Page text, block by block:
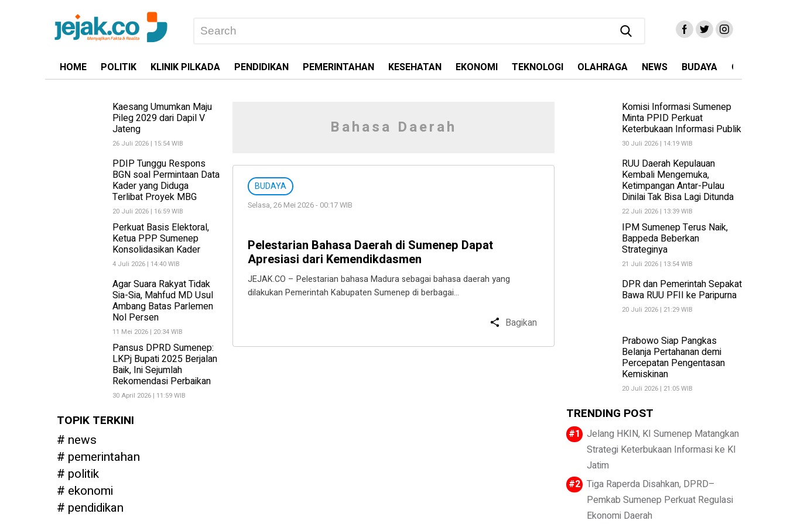
HOME POLITIK KLINIK PILKADA PENDIDIKAN PEMERINTAHAN KESEHATAN EKONOMI TEKNOLOGI OLAHRAGA NEWS BUDAYA OPINI
Kaesang Umumkan Maju
Pileg 2029 dari Dapil V
Jateng
26 Juli 2026 | 15:54 WIB
PDIP Tunggu Respons
BGN soal Permintaan Data
Kader yang Diduga
Terlibat Proyek MBG
20 Juli 2026 | 16:59 WIB
Perkuat Basis Elektoral,
Ketua PPP Sumenep
Konsolidasikan Kader
4 Juli 2026 | 14:40 WIB
Agar Suara Rakyat Tidak
Sia-Sia, Mahfud MD Usul
Ambang Batas Parlemen
Nol Persen
11 Mei 2026 | 20:34 WIB
Pansus DPRD Sumenep:
LKPj Bupati 2025 Berjalan
Baik, Ini Sejumlah
Rekomendasi Perbaikan
30 April 2026 | 11:59 WIB
TOPIK TERKINI
news
pemerintahan
politik
ekonomi
pendidikan
Bahasa Daerah
BUDAYA
Selasa, 26 Mei 2026 - 00:17 WIB
Pelestarian Bahasa Daerah di Sumenep Dapat
Apresiasi dari Kemendikdasmen
JEJAK.CO – Pelestarian bahasa Madura sebagai bahasa daerah yang
dilakukan Pemerintah Kabupaten Sumenep di berbagai…
Bagikan
Komisi Informasi Sumenep
Minta PPID Perkuat
Keterbukaan Informasi Publik
30 Juli 2026 | 14:19 WIB
RUU Daerah Kepulauan
Kembali Mengemuka,
Ketimpangan Antar-Pulau
Dinilai Tak Bisa Lagi Ditunda
22 Juli 2026 | 13:39 WIB
IPM Sumenep Terus Naik,
Bappeda Beberkan
Strateginya
21 Juli 2026 | 13:54 WIB
DPR dan Pemerintah Sepakat
Bawa RUU PFII ke Paripurna
20 Juli 2026 | 21:29 WIB
Prabowo Siap Pangkas
Belanja Pertahanan demi
Percepatan Pengentasan
Kemiskinan
20 Juli 2026 | 21:05 WIB
TRENDING POST
Jelang HKIN, KI Sumenep Matangkan
Strategi Keterbukaan Informasi ke KI
Jatim
Tiga Raperda Disahkan, DPRD–
Pemkab Sumenep Perkuat Regulasi
Ekonomi Daerah